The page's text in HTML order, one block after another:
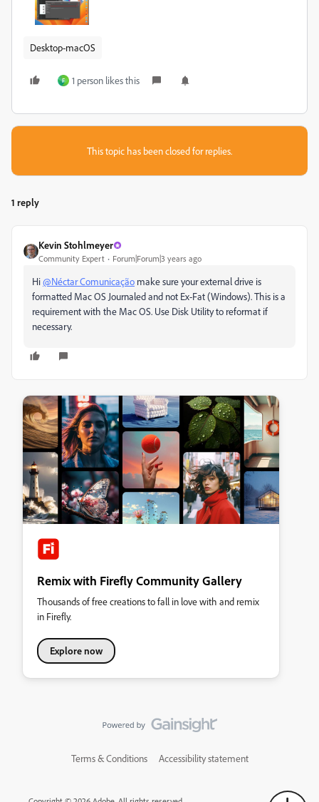
Desktop-macOS
F 1 person likes this
This topic has been closed for replies.
1 reply
Kevin Stohlmeyer
Community Expert Forum|Forum|3 years ago
Hi@Néctar Comunicação make sure your external drive is
formatted Mac OS Journaled and not Ex-Fat (Windows). This is a
requirement with the Mac OS. Use Disk Utility to reformat if
necessary.
Remix with Firefly Community Gallery
Thousands of free creations to fall in love with and remix
in Firefly.
Explore now
Terms & Conditions Accessibility statement